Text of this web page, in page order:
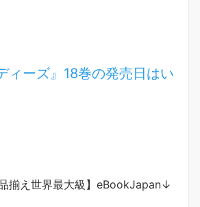
ィーズ』18巻の発売日はい
揃え世界最大級】eBookJapan↓